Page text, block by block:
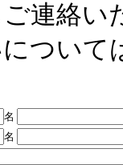
連絡い
ついて
名
名